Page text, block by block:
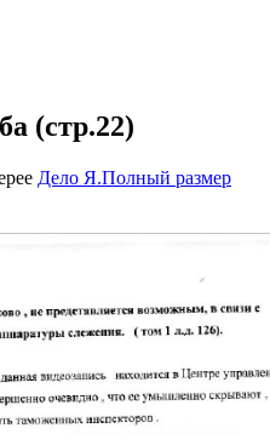
(стр.22)
Дело Я.Полный размер